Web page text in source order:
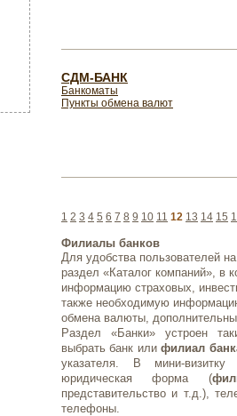
СДМ-БАНК
Банкоматы
Пункты обмена валют
1 2 3 4 5 6 7 8 9 10 11 12 13 14 15
Филиалы банков
Для удобства пользователей
раздел «Каталог компаний», в
информацию страховых,
также необходимую
обмена валюты,
Раздел «Банки» устроен
выбрать банк илифилиал
указателя. В мини-
юридическая форма (
представительство и т.д.),
телефоны.